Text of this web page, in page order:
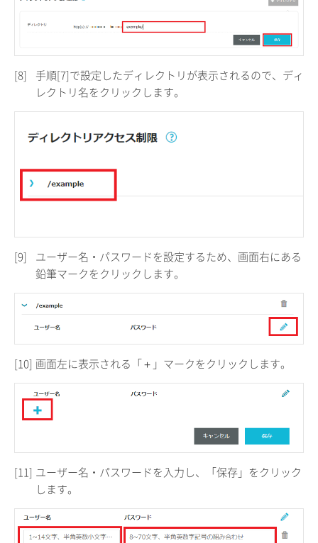
[8]
手順[7]で設定したディレクトリが表示されるので、ディ
レクトリ名をクリックします。
[9]
ユーザー名・パスワードを設定するため、画面右にある
鉛筆マークをクリックします。
[10] 画面左に表示される「＋」マークをクリックします。
[11] ユーザー名・パスワードを入力し、「保存」をクリック
します。